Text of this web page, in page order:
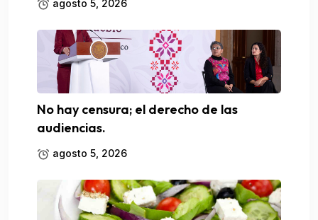
agosto 5, 2026
No hay censura; el derecho de las
audiencias.
agosto 5, 2026